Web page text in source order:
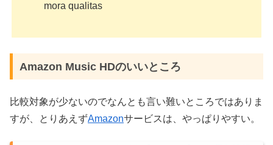
mora qualitas
Amazon Music HDのいいところ
比較対象が少ないのでなんとも言い難いところではありま
すが、とりあえずAmazonサービスは、やっぱりやすい。